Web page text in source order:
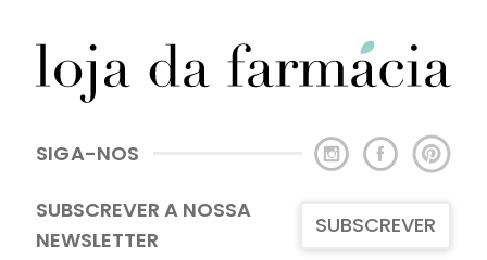
SIGA-NOS
SUBSCREVER A NOSSA
NEWSLETTER
SUBSCREVER